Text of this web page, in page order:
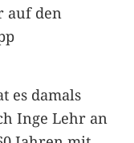
auf den
es damals
Inge Lehr an